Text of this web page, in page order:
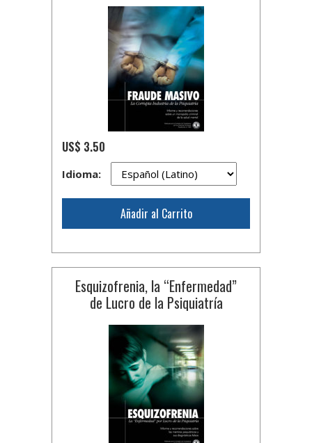
US$ 3.50
Idioma:
Añadir al Carrito
Esquizofrenia, la “Enfermedad”
de Lucro de la Psiquiatría